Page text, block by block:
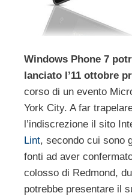
Windows Phone 7
lanciato l’11 ottobre
corso di un evento
York City. A far
l’indiscrezione il sito
Lint, secondo cui sono
fonti ad aver
colosso di Redmond,
potrebbe presentare il